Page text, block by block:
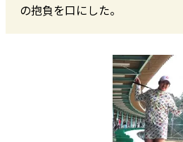
の抱負を口にした。